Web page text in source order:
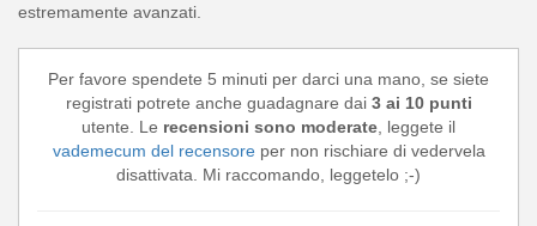
estremamente avanzati.
Per favore spendete 5 minuti per darci una mano, se siete
registrati potrete anche guadagnare dai 3 ai 10 punti
utente. Le recensioni sono moderate , leggete il
vademecum del recensoreper non rischiare di vedervela
disattivata. Mi raccomando, leggetelo ;-)